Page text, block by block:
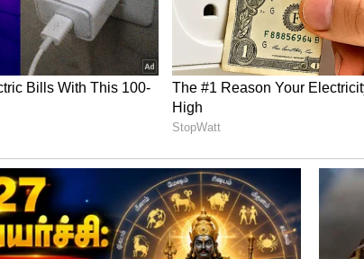
அதிகாரிகளுடன் அவ்வப்போது ஆலோசனை
இந்த முறை விமர்சனங்களும் எழாதவாறு
பதில் ரூ.1000 குடும்ப
தகவல் வெளியாகியுள்ளது. விரைவில்
வெளியாக உள்ளது.
அதிமுகவின் ஆட்சியில் தமிழ்நாடே
ஆகும்.?- மு.க.ஸ்டாலின்